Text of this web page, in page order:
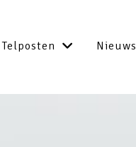
Telposten Nieuws